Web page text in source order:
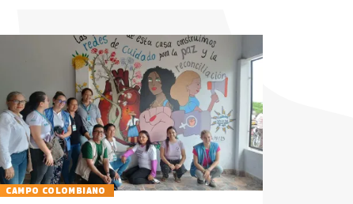
CAMPO COLOMBIANO